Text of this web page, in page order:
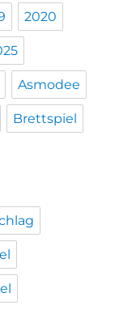
2020
Asmodee
Brettspiel